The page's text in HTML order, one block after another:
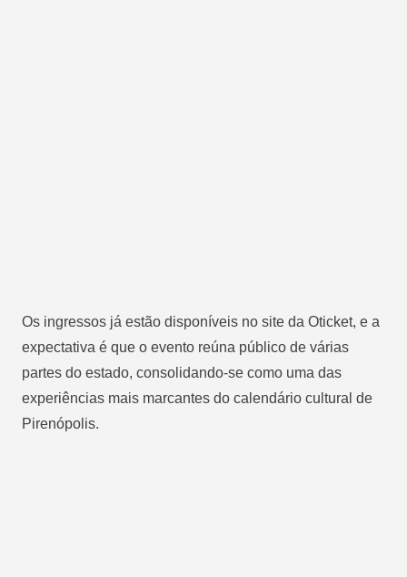
Os ingressos já estão disponíveis no site da Oticket, e a
expectativa é que o evento reúna público de várias
partes do estado, consolidando-se como uma das
experiências mais marcantes do calendário cultural de
Pirenópolis.